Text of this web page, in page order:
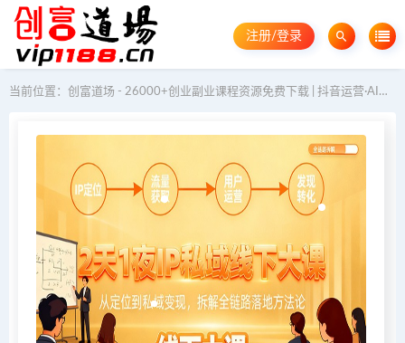
注册/登录
当前位置： 创富道场 - 26000+创业副业课程资源免费下载 | 抖音运营·AI教程·GEO优化